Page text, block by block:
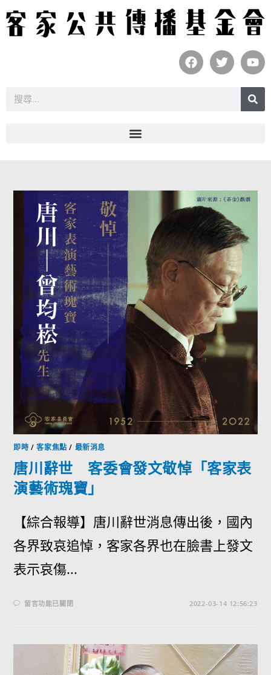
即時 /客家焦點 / 最新消息
唐川辭世 客委會發文敬悼「客家表
演藝術瑰寶」
【綜合報導】唐川辭世消息傳出後，國內
各界致哀追悼，客家各界也在臉書上發文
表示哀傷...
留言功能已關閉 2022-03-14 12:56:23